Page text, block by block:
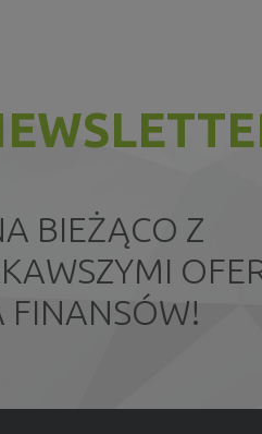
BIEŻĄCO Z
FINANSÓW!